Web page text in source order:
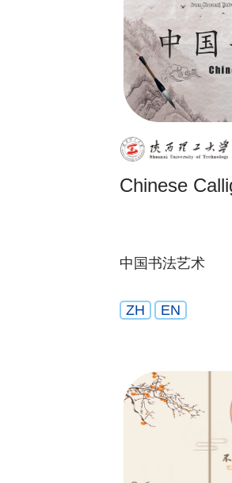
Chinese
中国书法艺术
ZH EN